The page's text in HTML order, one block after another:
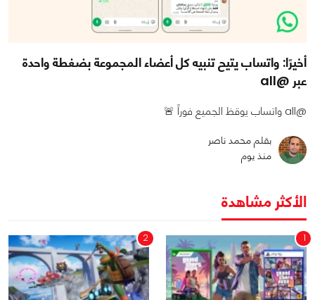
أخيرًا: واتساب يتيح تنبيه كل أعضاء المجموعة بضغطة واحدة
عبر @all
@all واتساب يوقظ الجميع فوراً 🚨
بقلم محمد ناصر
منذ يوم
الأكثر مشاهدة
1
2